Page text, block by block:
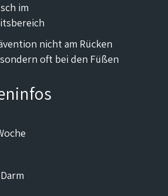
im
nicht am Rücken
oft bei den Füßen